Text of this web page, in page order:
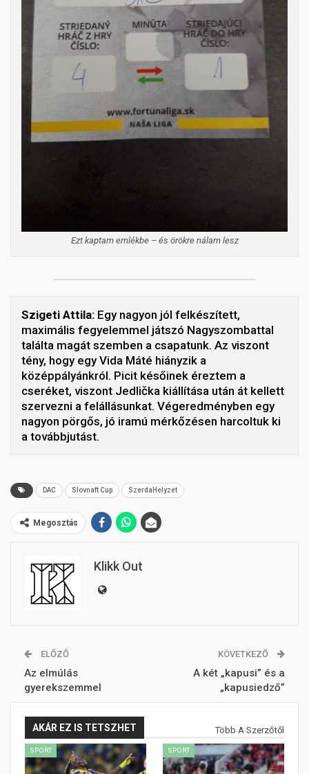
Ezt kaptam emlékbe – és örökre nálam lesz
Szigeti Attila: Egy nagyon jól felkészített,
maximális fegyelemmel játszó Nagyszombattal
találta magát szemben a csapatunk. Az viszont
tény, hogy egy Vida Máté hiányzik a
középpályánkról. Picit későinek éreztem a
cseréket, viszont Jedlička kiállítása után át kellett
szervezni a felállásunkat. Végeredményben egy
nagyon pörgős, jó iramú mérkőzésen harcoltuk ki
a továbbjutást.
DAC Slovnaft Cup SzerdaHelyzet
Megosztás
Klikk Out
ELŐZŐ
Az elmúlás
gyerekszemmel
KÖVETKEZŐ
A két „kapusi” és a
„kapusiedző”
AKÁR EZ IS TETSZHET Több A Szerzőtől
SPORT SPORT